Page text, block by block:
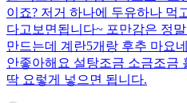
이죠? 저거 하나에 두유하나 먹
다고보면됩니다~ 포만감은 정
만드는데 계란5개랑 후추 마요
안좋아해요 설탕조금 소금조금
딱 요렇게 넣으면 됩니다.